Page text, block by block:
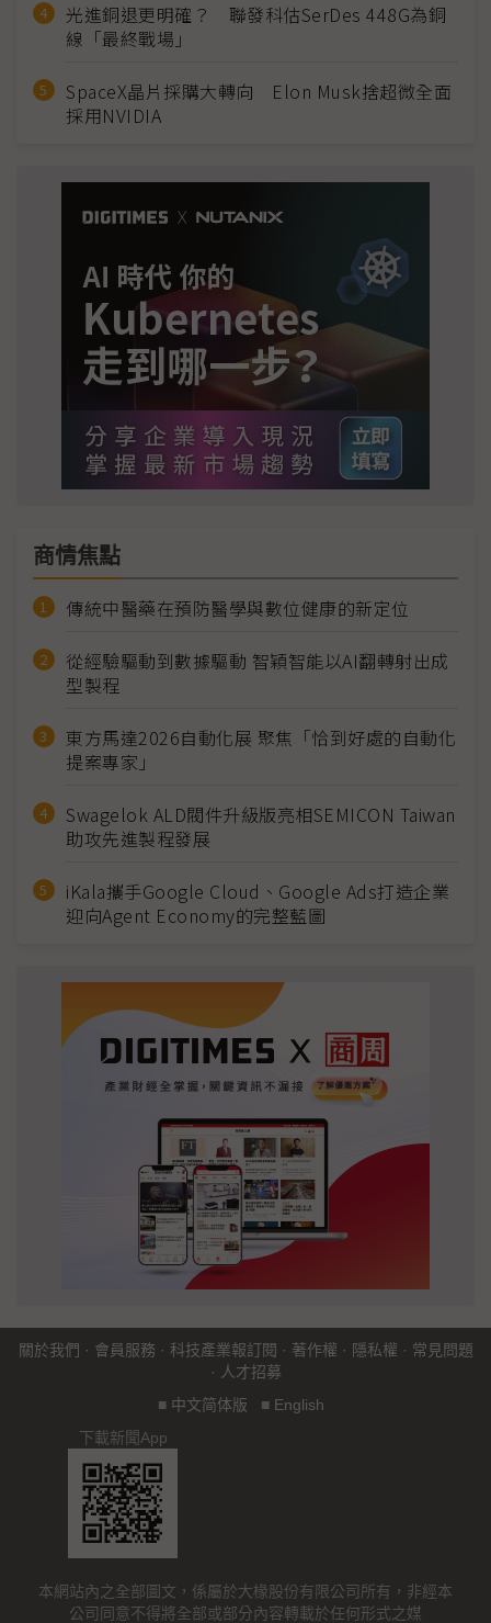
光進銅退更明確？ 聯發科估SerDes 448G為銅
線「最終戰場」
SpaceX晶片採購大轉向 Elon Musk捨超微全面
採用NVIDIA
商情焦點
傳統中醫藥在預防醫學與數位健康的新定位
從經驗驅動到數據驅動 智穎智能以AI翻轉射出成
型製程
東方馬達2026自動化展 聚焦「恰到好處的自動化
提案專家」
Swagelok ALD閥件升級版亮相SEMICON Taiwan
助攻先進製程發展
iKala攜手Google Cloud、Google Ads打造企業
迎向Agent Economy的完整藍圖
關於我們 · 會員服務 · 科技產業報訂閱 · 著作權 · 隱私權 · 常見問題
· 人才招募
■ 中文简体版 ■ English
下載新聞App
本網站內之全部圖文，係屬於大椽股份有限公司所有，非經本
公司同意不得將全部或部分內容轉載於任何形式之媒